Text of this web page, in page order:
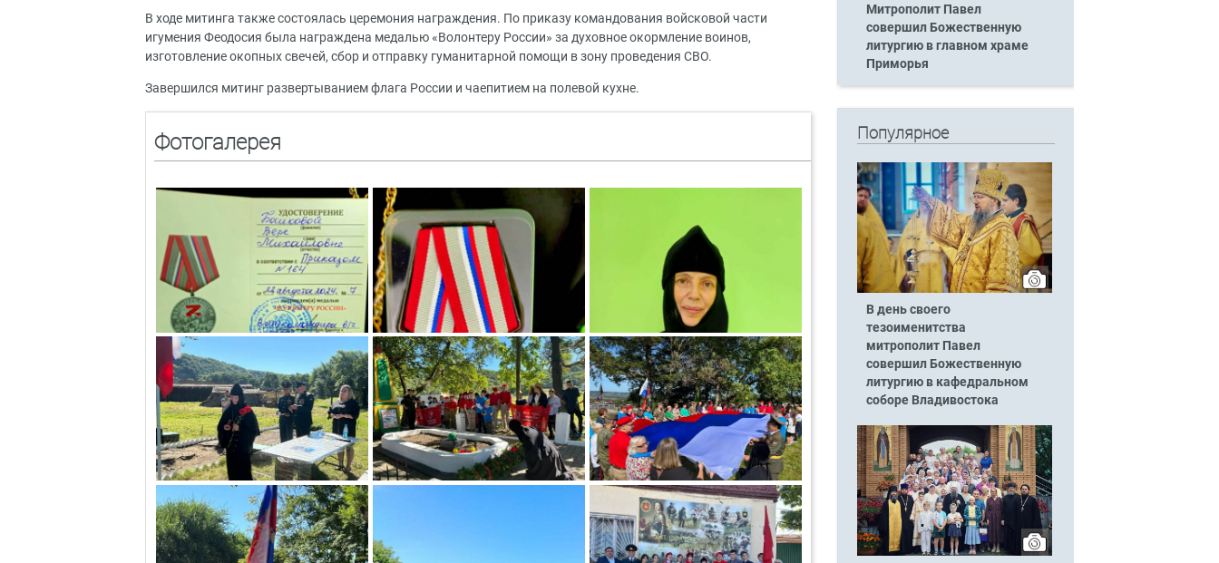
В ходе митинга также состоялась церемония награждения. По приказу командования войсковой части
игумения Феодосия была награждена медалью «Волонтеру России» за духовное окормление воинов,
изготовление окопных свечей, сбор и отправку гуманитарной помощи в зону проведения СВО.
Завершился митинг развертыванием флага России и чаепитием на полевой кухне.
Фотогалерея
Митрополит Павел
совершил Божественную
литургию в главном храме
Приморья
Популярное
В день своего
тезоименитства
митрополит Павел
совершил Божественную
литургию в кафедральном
соборе Владивостока